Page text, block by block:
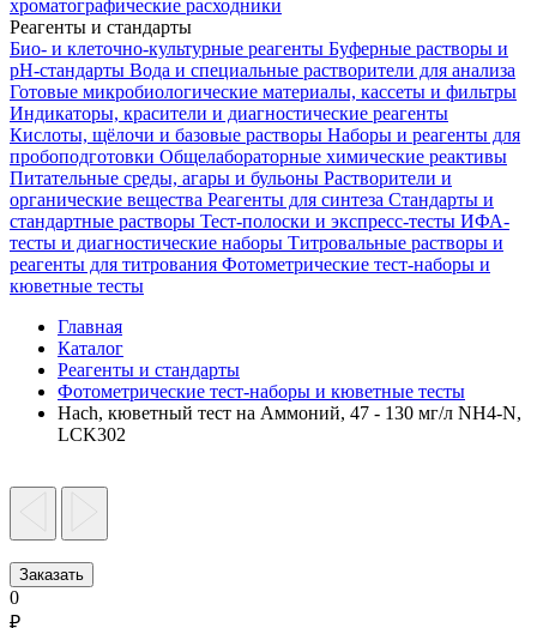
хроматографические расходники
Реагенты и стандарты
Био- и клеточно-культурные реагенты Буферные растворы и
pH-стандарты Вода и специальные растворители для анализа
Готовые микробиологические материалы, кассеты и фильтры
Индикаторы, красители и диагностические реагенты
Кислоты, щёлочи и базовые растворы Наборы и реагенты для
пробоподготовки Общелабораторные химические реактивы
Питательные среды, агары и бульоны Растворители и
органические вещества Реагенты для синтеза Стандарты и
стандартные растворы Тест-полоски и экспресс-тесты ИФА-
тесты и диагностические наборы Титровальные растворы и
реагенты для титрования Фотометрические тест-наборы и
кюветные тесты
Главная
Каталог
Реагенты и стандарты
Фотометрические тест-наборы и кюветные тесты
Hach, кюветный тест на Аммоний, 47 - 130 мг/л NH4-N,
LCK302
Заказать
0
₽